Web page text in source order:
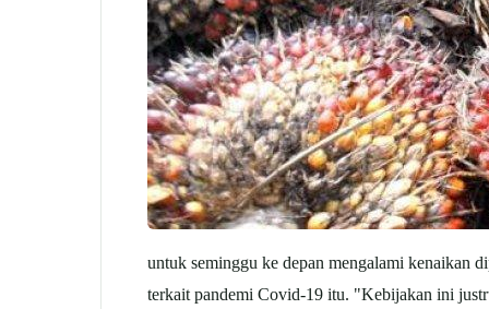
untuk seminggu ke depan mengalami kenaikan
terkait pandemi Covid-19 itu. "Kebijakan ini